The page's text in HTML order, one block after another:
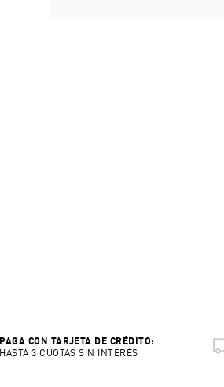
PAGA CON TARJETA DE CRÉDITO:
HASTA 3 CUOTAS SIN INTERÉS